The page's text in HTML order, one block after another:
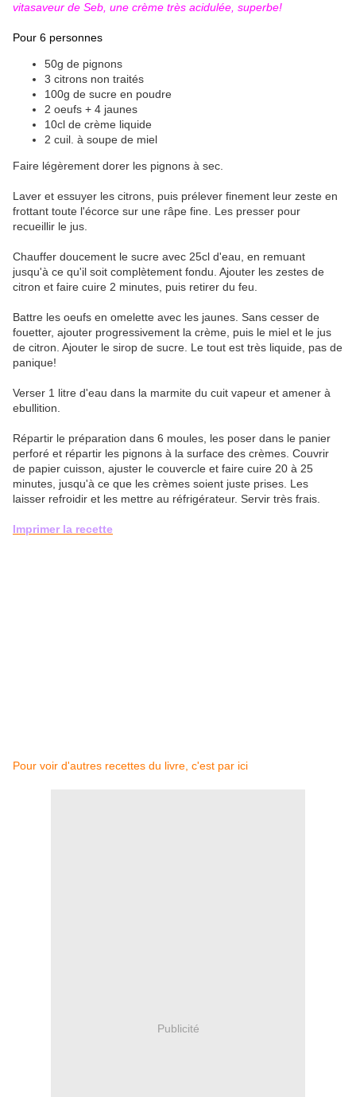
vitasaveur de Seb, une crème très acidulée, superbe!
Pour 6 personnes
50g de pignons
3 citrons non traités
100g de sucre en poudre
2 oeufs + 4 jaunes
10cl de crème liquide
2 cuil. à soupe de miel
Faire légèrement dorer les pignons à sec.
Laver et essuyer les citrons, puis prélever finement leur zeste en
frottant toute l'écorce sur une râpe fine. Les presser pour
recueillir le jus.
Chauffer doucement le sucre avec 25cl d'eau, en remuant
jusqu'à ce qu'il soit complètement fondu. Ajouter les zestes de
citron et faire cuire 2 minutes, puis retirer du feu.
Battre les oeufs en omelette avec les jaunes. Sans cesser de
fouetter, ajouter progressivement la crème, puis le miel et le jus
de citron. Ajouter le sirop de sucre. Le tout est très liquide, pas de
panique!
Verser 1 litre d'eau dans la marmite du cuit vapeur et amener à
ebullition.
Répartir le préparation dans 6 moules, les poser dans le panier
perforé et répartir les pignons à la surface des crèmes. Couvrir
de papier cuisson, ajuster le couvercle et faire cuire 20 à 25
minutes, jusqu'à ce que les crèmes soient juste prises. Les
laisser refroidir et les mettre au réfrigérateur. Servir très frais.
Imprimer la recette
Pour voir d'autres recettes du livre, c'est par ici
Publicité